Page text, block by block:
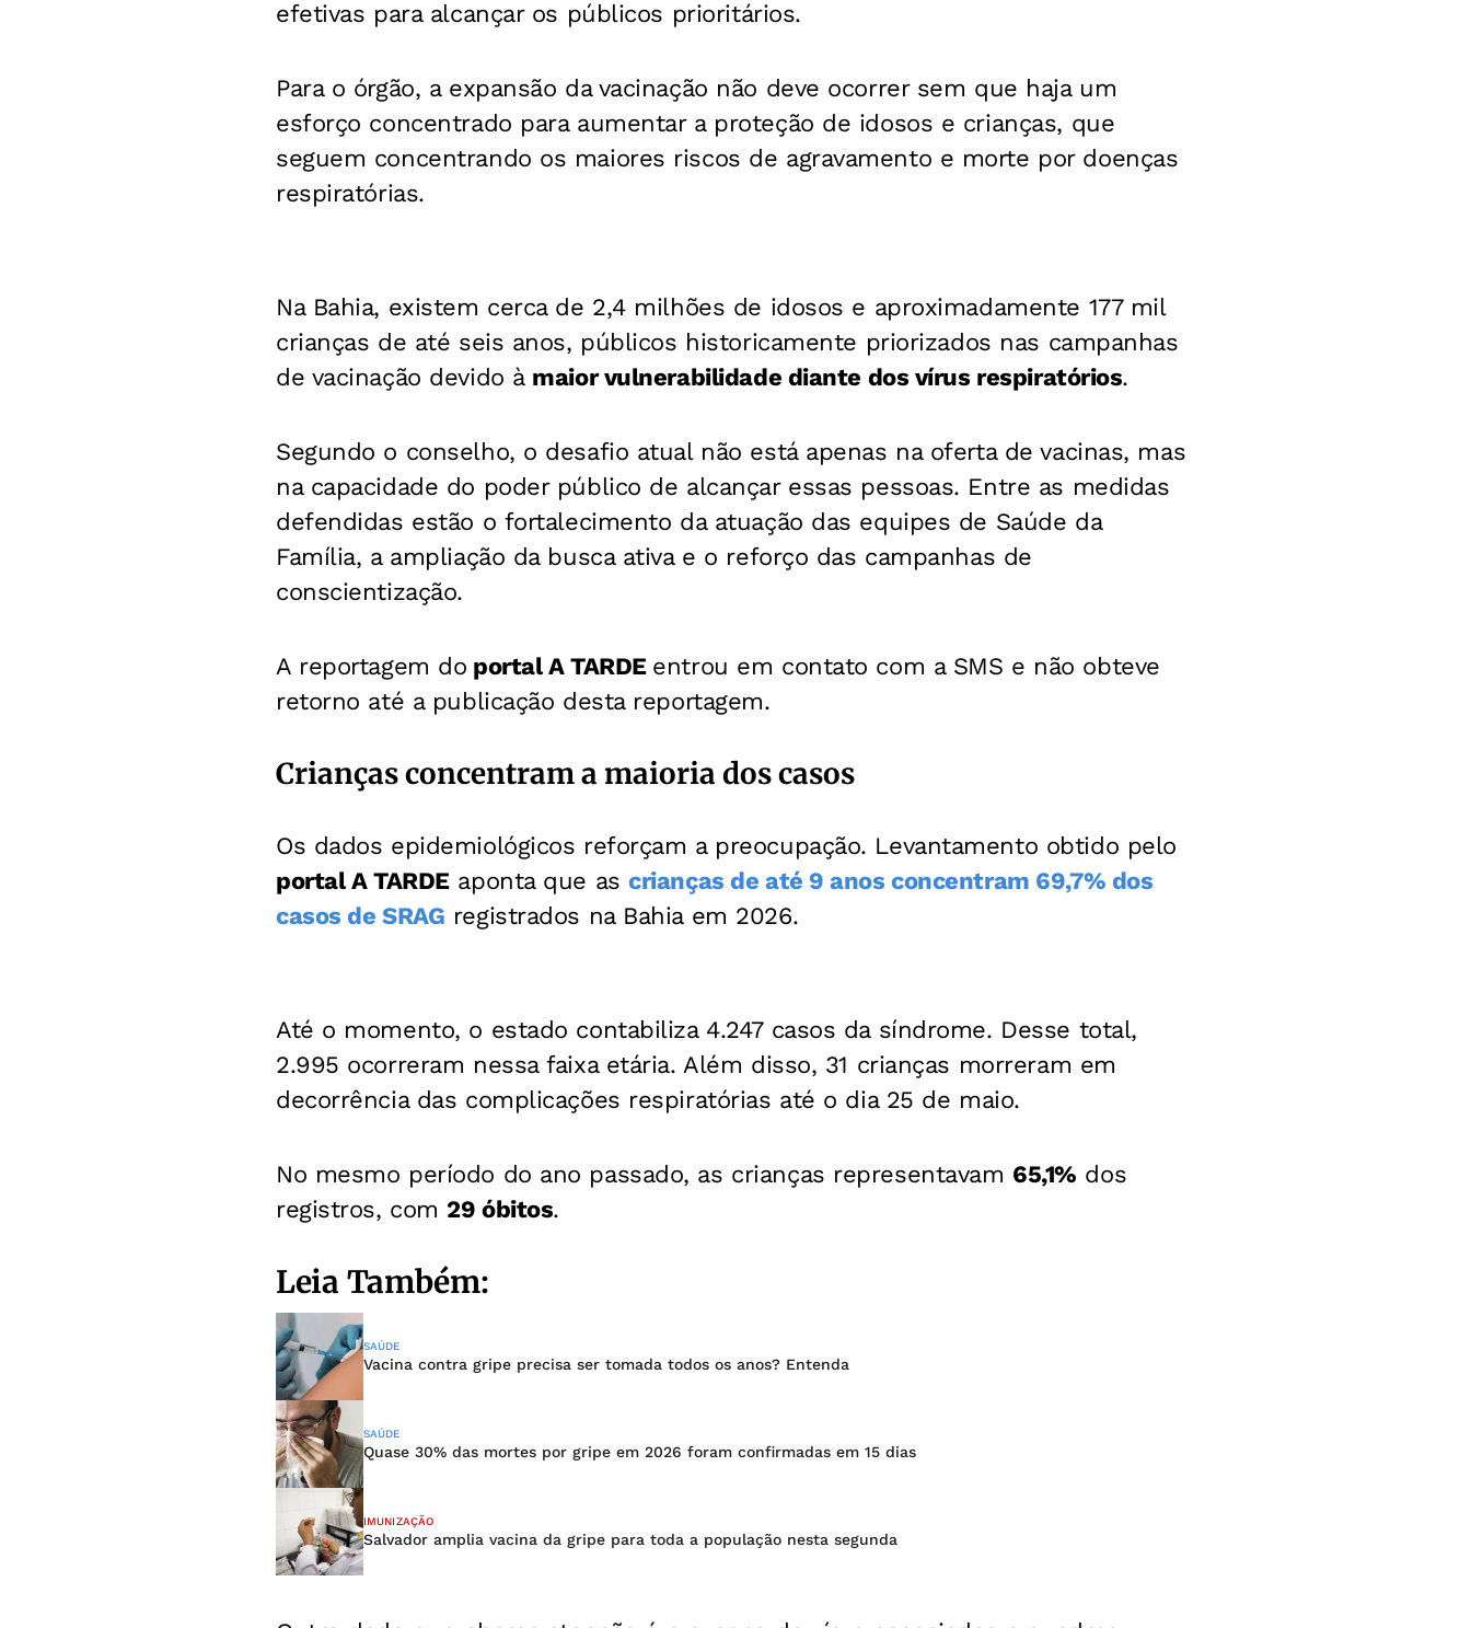
efetivas para alcançar os públicos prioritários.
Para o órgão, a expansão da vacinação não deve ocorrer sem que haja um
esforço concentrado para aumentar a proteção de idosos e crianças, que
seguem concentrando os maiores riscos de agravamento e morte por doenças
respiratórias.
Na Bahia, existem cerca de 2,4 milhões de idosos e aproximadamente 177 mil
crianças de até seis anos, públicos historicamente priorizados nas campanhas
de vacinação devido à maior vulnerabilidade diante dos vírus respiratórios.
Segundo o conselho, o desafio atual não está apenas na oferta de vacinas, mas
na capacidade do poder público de alcançar essas pessoas. Entre as medidas
defendidas estão o fortalecimento da atuação das equipes de Saúde da
Família, a ampliação da busca ativa e o reforço das campanhas de
conscientização.
A reportagem do portal A TARDE entrou em contato com a SMS e não obteve
retorno até a publicação desta reportagem.
Crianças concentram a maioria dos casos
Os dados epidemiológicos reforçam a preocupação. Levantamento obtido pelo
portal A TARDEaponta que ascrianças de até 9 anos concentram 69,7% dos
casos de SRAG registrados na Bahia em 2026.
Até o momento, o estado contabiliza 4.247 casos da síndrome. Desse total,
2.995 ocorreram nessa faixa etária. Além disso, 31 crianças morreram em
decorrência das complicações respiratórias até o dia 25 de maio.
No mesmo período do ano passado, as crianças representavam 65,1% dos
registros, com 29 óbitos.
Leia Também:
SAÚDE
Vacina contra gripe precisa ser tomada todos os anos? Entenda
SAÚDE
Quase 30% das mortes por gripe em 2026 foram confirmadas em 15 dias
IMUNIZAÇÃO
Salvador amplia vacina da gripe para toda a população nesta segunda